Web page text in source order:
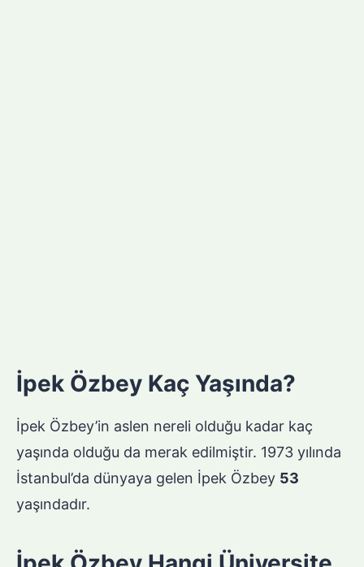
İpek Özbey Kaç Yaşında?
İpek Özbey’in aslen nereli olduğu kadar kaç
yaşında olduğu da merak edilmiştir. 1973 yılında
İstanbul’da dünyaya gelen İpek Özbey 53
yaşındadır.